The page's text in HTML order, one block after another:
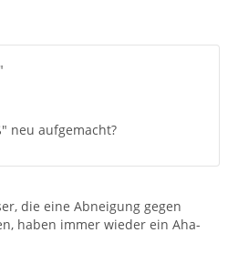
neu aufgemacht?
die eine Abneigung gegen
haben immer wieder ein Aha-